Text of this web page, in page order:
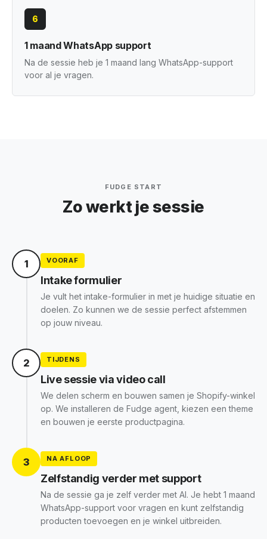
6
1 maand WhatsApp support
Na de sessie heb je 1 maand lang WhatsApp-support
voor al je vragen.
FUDGE START
Zo werkt je sessie
1 VOORAF
Intake formulier
Je vult het intake-formulier in met je huidige situatie en
doelen. Zo kunnen we de sessie perfect afstemmen
op jouw niveau.
2 TIJDENS
Live sessie via video call
We delen scherm en bouwen samen je Shopify-winkel
op. We installeren de Fudge agent, kiezen een theme
en bouwen je eerste productpagina.
3 NA AFLOOP
Zelfstandig verder met support
Na de sessie ga je zelf verder met AI. Je hebt 1 maand
WhatsApp-support voor vragen en kunt zelfstandig
producten toevoegen en je winkel uitbreiden.